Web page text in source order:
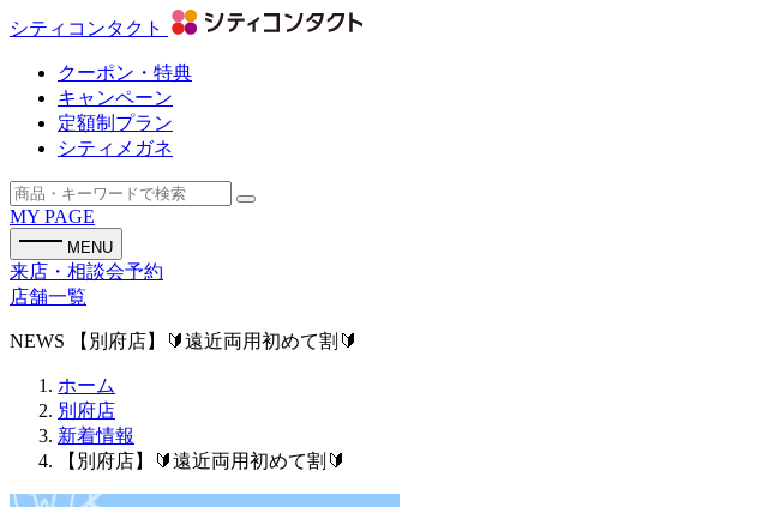
シティコンタクト
クーポン・特典
キャンペーン
定額制プラン
シティメガネ
MY PAGE
MENU
来店・相談会予約
店舗一覧
NEWS 【別府店】🔰遠近両用初めて割🔰
ホーム
別府店
新着情報
【別府店】🔰遠近両用初めて割🔰